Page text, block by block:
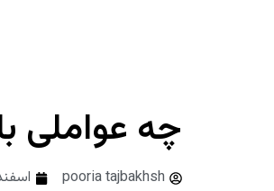
چه عواملی
pooria tajbakhsh اسفند 22,